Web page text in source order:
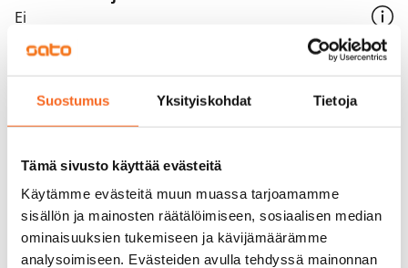
Suostumus Yksityiskohdat Tietoja
Tämä sivusto käyttää evästeitä
Käytämme evästeitä muun muassa tarjoamamme
sisällön ja mainosten räätälöimiseen, sosiaalisen median
ominaisuuksien tukemiseen ja kävijämäärämme
analysoimiseen. Evästeiden avulla tehdyssä mainonnan
Ei
Vuokra
Vuokravakuus
Kotivakuutus
Pakollinen, ei sisälly vuokraan
Vesimaksu
Kulutuksen mukaan